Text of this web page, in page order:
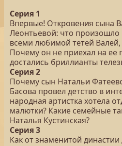
Серия 1
Впервые! Откровения сына
Леонтьевой: что
всеми любимой тетей
Почему он не приехал на ее
достались бриллианты
Серия 2
Почему сын Натальи
Басова провел детство в
народная артистка хотела
малютки? Какие семейные
Наталья Кустинская?
Серия 3
Как от знаменитой